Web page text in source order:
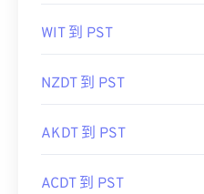
WIT 到 PST
NZDT 到 PST
AKDT 到 PST
ACDT 到 PST